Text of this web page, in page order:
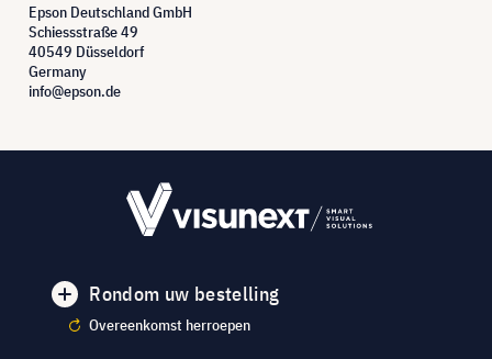
Epson Deutschland GmbH
Schiessstraße 49
40549 Düsseldorf
Germany
info@epson.de
Rondom uw bestelling
Overeenkomst herroepen